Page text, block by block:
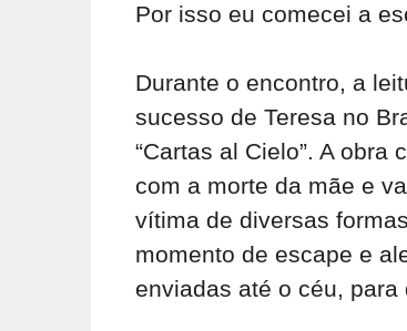
Por isso eu comecei a
Durante o encontro, a
sucesso de Teresa no
“Cartas al Cielo”. A
com a morte da mãe e
vítima de diversas
momento de escape e
enviadas até o céu,